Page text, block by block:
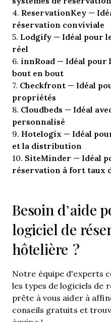
4. ReservationKey —
réservation conviviale
5. Lodgify — Idéal pour
réel
6. innRoad — Idéal pour
bout en bout
7. Checkfront — Idéal
propriétés
8. Cloudbeds — Idéal
personnalisé
9. Hotelogix — Idéal
et la distribution
10. SiteMinder — Idéal
réservation à fort taux
Besoin d’aide
logiciel de
hôtelière ?
Notre équipe d'experts
les types de logiciels de
prête à vous aider à
conseils gratuits et